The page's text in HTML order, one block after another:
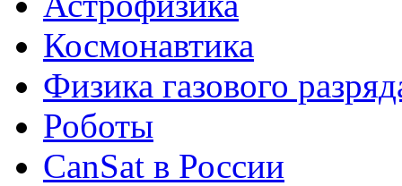
Космонавтика
Физика газового
Роботы
CanSat в России